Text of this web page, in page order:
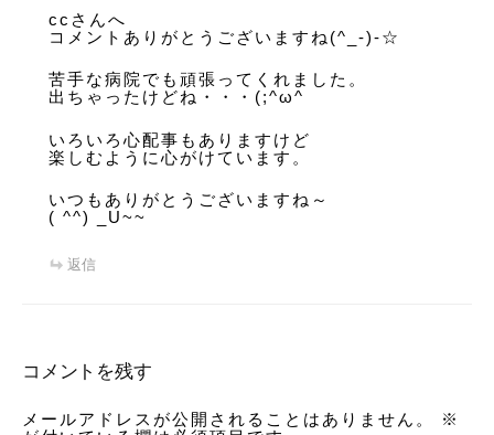
ccさんへ
コメントありがとうございますね(^_-)-☆
苦手な病院でも頑張ってくれました。
出ちゃったけどね・・・(;^ω^
いろいろ心配事もありますけど
楽しむように心がけています。
いつもありがとうございますね～
( ^^) _U~~
返信
コメントを残す
メールアドレスが公開されることはありません。
※